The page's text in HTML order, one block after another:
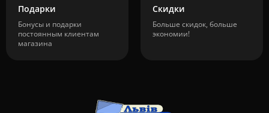
Подарки
Бонусы и подарки
постоянным клиентам
магазина
Скидки
Больше скидок, больше
экономии!